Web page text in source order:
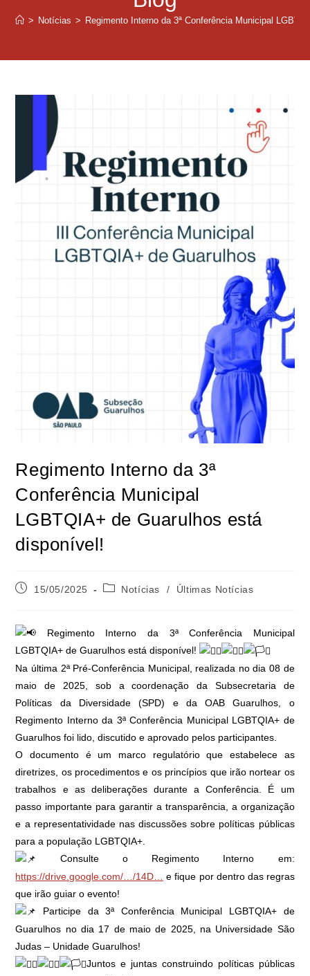
> Notícias > Regimento Interno da 3ª Conferência Municipal
Regimento Interno da 3ª
Conferência Municipal
LGBTQIA+ de Guarulhos está
disponível!
15/05/2025 Notícias / Últimas Notícias
Regimento Interno da 3ª Conferência Municipal
LGBTQIA+ de Guarulhos está disponível!
Na última 2ª Pré-Conferência Municipal, realizada no dia 08 de
maio de 2025, sob a coordenação da Subsecretaria de
Políticas da Diversidade (SPD) e da OAB Guarulhos, o
Regimento Interno da 3ª Conferência Municipal LGBTQIA+ de
Guarulhos foi lido, discutido e aprovado pelos participantes.
O documento é um marco regulatório que estabelece as
diretrizes, os procedimentos e os princípios que irão nortear os
trabalhos e as deliberações durante a Conferência. É um
passo importante para garantir a transparência, a organização
e a representatividade nas discussões sobre políticas públicas
para a população LGBTQIA+.
Consulte o Regimento Interno em:
https://drive.google.com/…/14D…
e fique por dentro das regras
que irão guiar o evento!
Participe da 3ª Conferência Municipal LGBTQIA+ de
Guarulhos no dia 17 de maio de 2025, na Universidade São
Judas – Unidade Guarulhos!
Juntos e juntas construindo políticas públicas